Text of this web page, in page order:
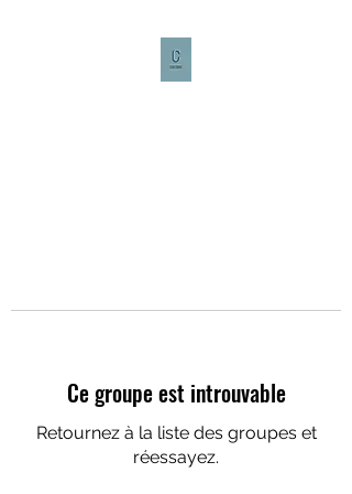
Ce groupe est introuvable
Retournez à la liste des groupes et
réessayez.